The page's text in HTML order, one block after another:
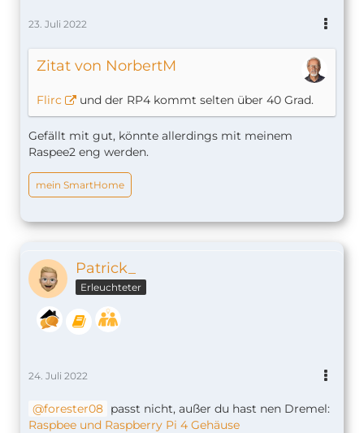
23. Juli 2022
Zitat von NorbertM
Flirc und der RP4 kommt selten über 40 Grad.
Gefällt mit gut, könnte allerdings mit meinem
Raspee2 eng werden.
mein SmartHome
Patrick_
Erleuchteter
24. Juli 2022
forester08 passt nicht, außer du hast nen Dremel:
Raspbee und Raspberry Pi 4 Gehäuse